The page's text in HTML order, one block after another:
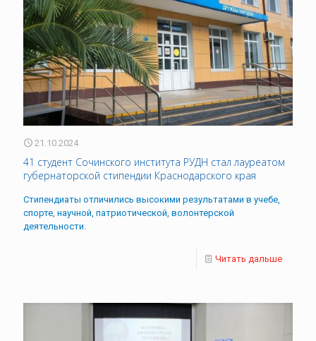
21.10.2024
41 студент Сочинского института РУДН стал лауреатом
губернаторской стипендии Краснодарского края
Стипендиаты отличились высокими результатами в учебе,
спорте, научной, патриотической, волонтерской
деятельности.
Читать дальше